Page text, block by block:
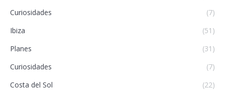
Curiosidades
(7)
Ibiza
(51)
Planes
(31)
Curiosidades
(7)
Costa del Sol
(22)